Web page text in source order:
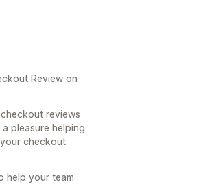
Review on
reviews
pleasure helping
checkout
help your team